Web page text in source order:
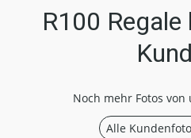
R100 Regale
Noch mehr Fotos von
Alle